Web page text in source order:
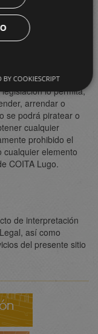
sitio web está
A excepción de
lo permita,
arrendar o
se podrá piratear o
cualquier
prohibido el
cualquier elemento
COITA Lugo.
de interpretación
así como
del presente sitio
BY COOKIESCRIPT